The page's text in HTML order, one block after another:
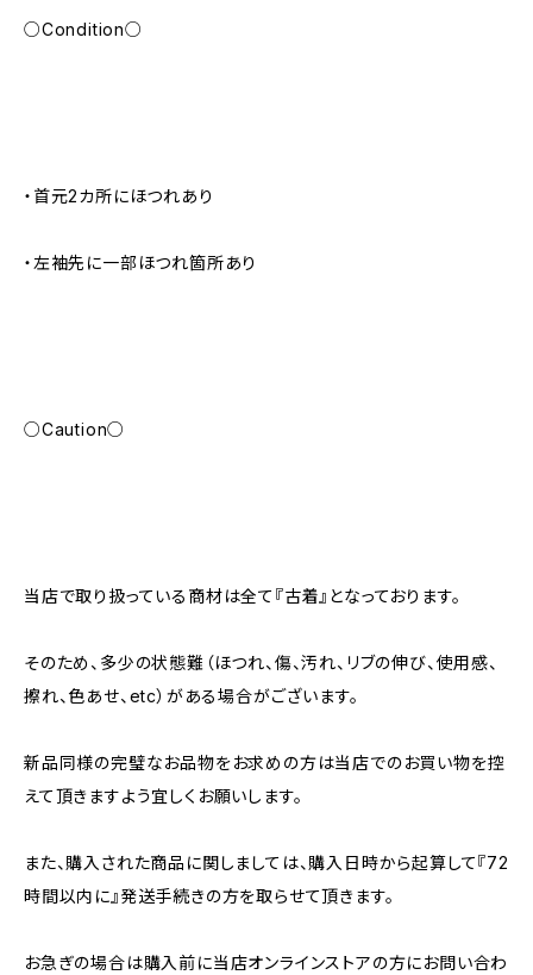
○Condition○
・首元2カ所にほつれあり
・左袖先に一部ほつれ箇所あり
○Caution○
当店で取り扱っている商材は全て『古着』となっております。
そのため、多少の状態難（ほつれ、傷、汚れ、リブの伸び、使用感、
擦れ、色あせ、etc）がある場合がございます。
新品同様の完璧なお品物をお求めの方は当店でのお買い物を控
えて頂きますよう宜しくお願いします。
また、購入された商品に関しましては、購入日時から起算して『72
時間以内に』発送手続きの方を取らせて頂きます。
お急ぎの場合は購入前に当店オンラインストアの方にお問い合わ